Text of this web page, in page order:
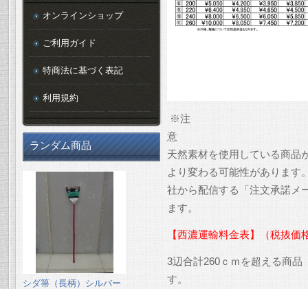
※注
天然素材を使用している商品
より変わる可能性があります
社から配信する「注文承諾メ
ます。
【西濃運輸料金表】（税抜価
3辺合計260ｃｍを超える商
す。
オンラインショップ
ご利用ガイド
特商法に基づく表記
利用規約
ランダム商品
シダ箒（長柄）シルバー